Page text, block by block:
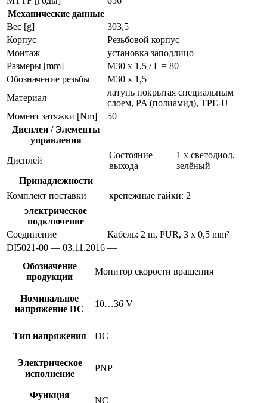
Механические данные
Вес [g]
303,5
Корпус
Резьбовой корпус
Монтаж
установка заподлицо
Размеры [mm]
M30 x 1,5 / L = 80
Обозначение резьбы
M30 x 1,5
Материал
латунь покрытая специальным
слоем, PA (полиамид), TPE-U
Момент затяжки [Nm]
50
Дисплеи / Элементы
управления
Дисплей
Состояние
выхода
1 x светодиод,
зелёный
Принадлежности
Комплект поставки
крепежные гайки: 2
электрическое
подключение
Соединение
Кабель: 2 m, PUR, 3 x 0,5 mm²
DI5021-00 — 03.11.2016 —
Обозначение
продукции
Монитор скорости вращения
Номинальное
напряжение DC
10…36 V
Тип напряжения DC
Электрическое
исполнение
PNP
Функция
NC